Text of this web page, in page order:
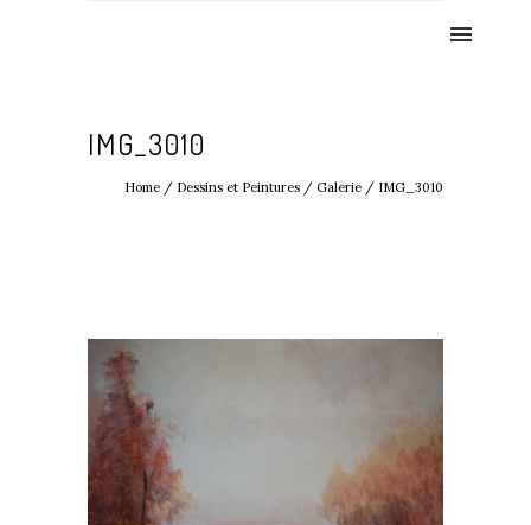
IMG_3010
Home / Dessins et Peintures / Galerie / IMG_3010